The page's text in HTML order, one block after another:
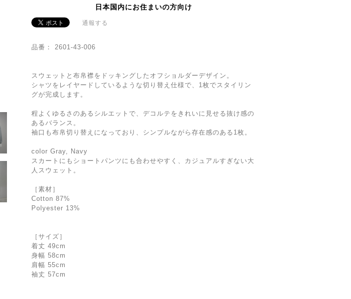
日本国内にお住まいの方向け
通報する
品番： 2601-43-006
スウェットと布帛襟をドッキングしたオフショルダーデザイン。
シャツをレイヤードしているような切り替え仕様で、1枚でスタイリン
グが完成します。
程よくゆるさのあるシルエットで、デコルテをきれいに見せる抜け感の
あるバランス。
袖口も布帛切り替えになっており、シンプルながら存在感のある1枚。
color Gray, Navy
スカートにもショートパンツにも合わせやすく、カジュアルすぎない大
人スウェット。
［素材］
Cotton 87%
Polyester 13%
［サイズ］
着丈 49cm
身幅 58cm
肩幅 55cm
袖丈 57cm